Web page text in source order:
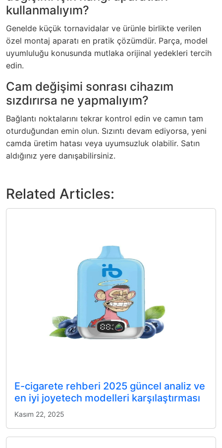
kullanmalıyım?
Genelde küçük tornavidalar ve ürünle birlikte verilen
özel montaj aparatı en pratik çözümdür. Parça, model
uyumluluğu konusunda mutlaka orijinal yedekleri tercih
edin.
Cam değişimi sonrası cihazım
sızdırırsa ne yapmalıyım?
Bağlantı noktalarını tekrar kontrol edin ve camın tam
oturduğundan emin olun. Sızıntı devam ediyorsa, yeni
camda üretim hatası veya uyumsuzluk olabilir. Satın
aldığınız yere danışabilirsiniz.
Related Articles:
E-cigarete rehberi 2025 güncel analiz ve
en iyi joyetech modelleri karşılaştırması
Kasım 22, 2025